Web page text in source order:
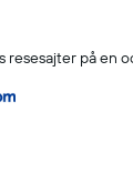
resesajter på en